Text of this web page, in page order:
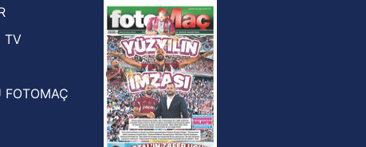
Crespo, Meksika Ligi
Atlas'ın yeni teknik direktörü
TV
FOTOMAÇ